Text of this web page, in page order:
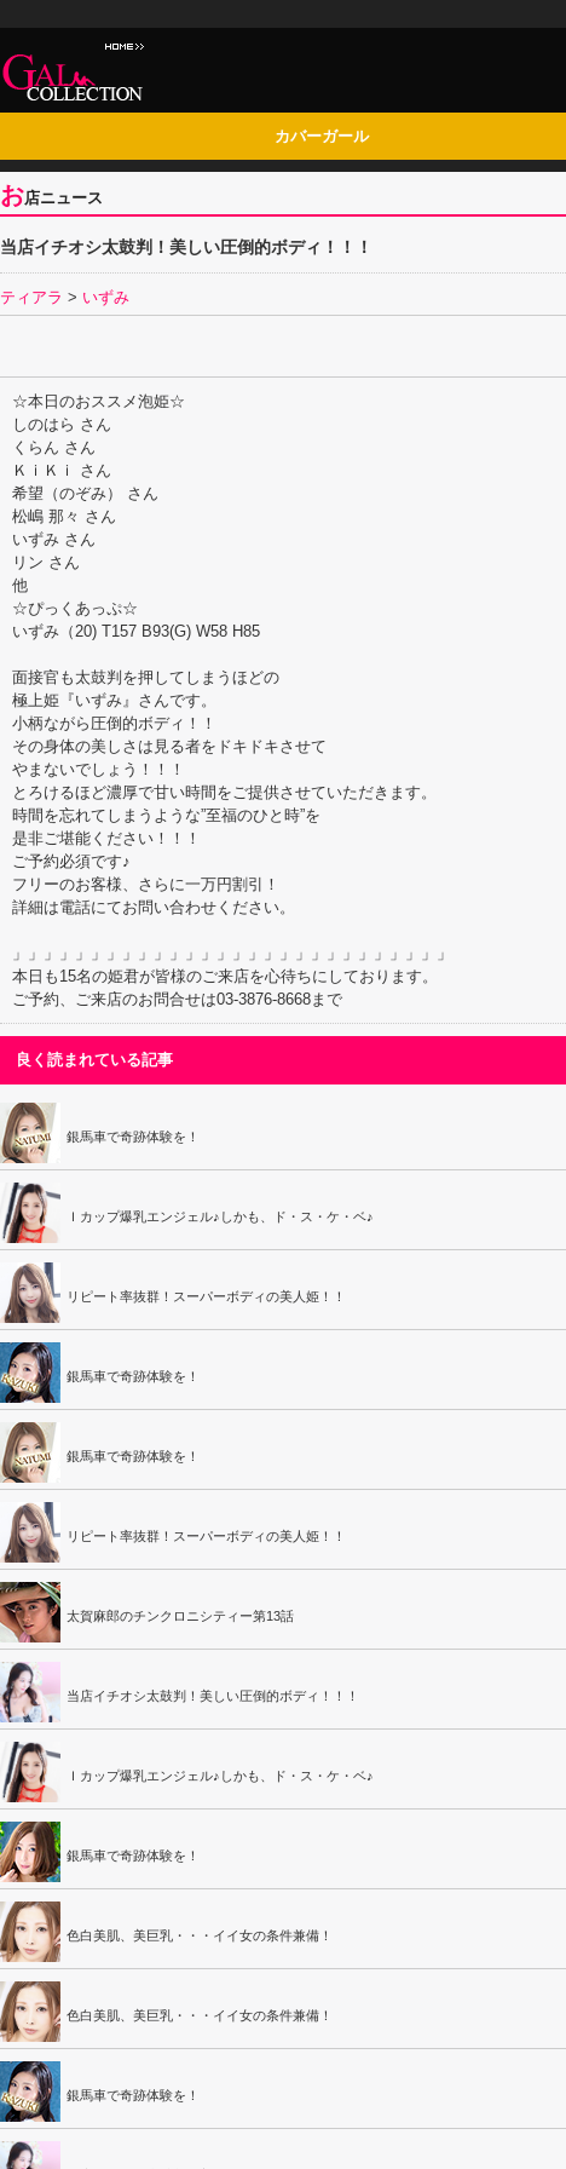
カバーガール
お店ニュース
当店イチオシ太鼓判！美しい圧倒的ボディ！！！
ティアラ > いずみ
☆本日のおススメ泡姫☆
しのはら さん
くらん さん
ＫｉＫｉ さん
希望（のぞみ） さん
松嶋 那々 さん
いずみ さん
リン さん
他
☆ぴっくあっぷ☆
いずみ（20) T157 B93(G) W58 H85
面接官も太鼓判を押してしまうほどの
極上姫『いずみ』さんです。
小柄ながら圧倒的ボディ！！
その身体の美しさは見る者をドキドキさせて
やまないでしょう！！！
とろけるほど濃厚で甘い時間をご提供させていただきます。
時間を忘れてしまうような”至福のひと時”を
是非ご堪能ください！！！
ご予約必須です♪
フリーのお客様、さらに一万円割引！
詳細は電話にてお問い合わせください。
」」」」」」」」」」」」」」」」」」」」」」」」」」」」
本日も15名の姫君が皆様のご来店を心待ちにしております。
ご予約、ご来店のお問合せは03-3876-8668まで
良く読まれている記事
銀馬車で奇跡体験を！
Ｉカップ爆乳エンジェル♪しかも、ド・ス・ケ・ベ♪
リピート率抜群！スーパーボディの美人姫！！
銀馬車で奇跡体験を！
銀馬車で奇跡体験を！
リピート率抜群！スーパーボディの美人姫！！
太賀麻郎のチンクロニシティー第13話
当店イチオシ太鼓判！美しい圧倒的ボディ！！！
Ｉカップ爆乳エンジェル♪しかも、ド・ス・ケ・ベ♪
銀馬車で奇跡体験を！
色白美肌、美巨乳・・・イイ女の条件兼備！
色白美肌、美巨乳・・・イイ女の条件兼備！
銀馬車で奇跡体験を！